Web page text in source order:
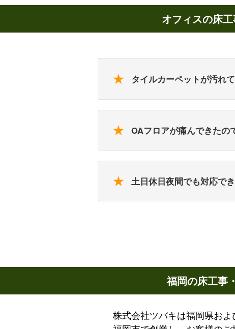
選ばれる10の理由
オフィスの床
★ タイルカーペットが汚れ
★ OAフロアが痛んできたの
★ 土日休日夜間でも対応で
福岡の床工事
株式会社ツバキは福岡県お